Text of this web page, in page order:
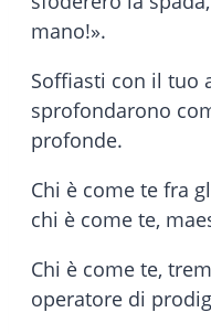
mano!».
Soffiasti con il tuo
sprofondarono
profonde.
Chi è come te fra
chi è come te,
Chi è come te,
operatore di